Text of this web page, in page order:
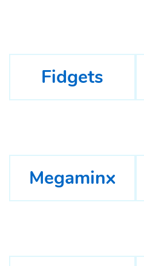
Fidgets
Megaminx